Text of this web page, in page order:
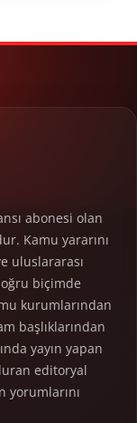
abonesi olan
Kamu yararını
uluslararası
biçimde
kurumlarından
başlıklarından
yayın yapan
editoryal
yorumlarını